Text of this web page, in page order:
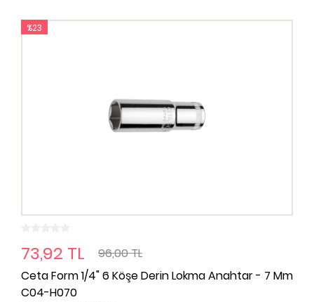
%23
73,92 TL
96,00 TL
Ceta Form 1/4" 6 Köşe Derin Lokma Anahtar - 7 Mm
C04-H070